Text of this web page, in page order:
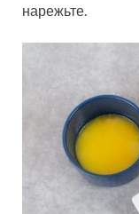
нарежьте.